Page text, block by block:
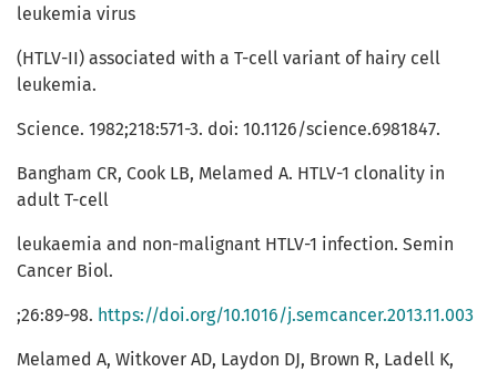
leukemia virus
(HTLV-II) associated with a T-cell variant of hairy cell
leukemia.
Science. 1982;218:571-3. doi: 10.1126/science.6981847.
Bangham CR, Cook LB, Melamed A. HTLV-1 clonality in
adult T-cell
leukaemia and non-malignant HTLV-1 infection. Semin
Cancer Biol.
;26:89-98. https://doi.org/10.1016/j.semcancer.2013.11.003
Melamed A, Witkover AD, Laydon DJ, Brown R, Ladell K,